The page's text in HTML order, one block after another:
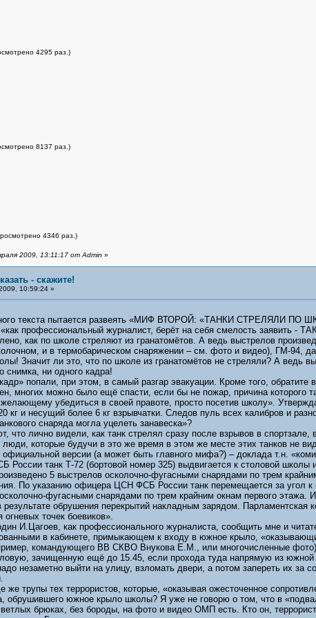
4295 раз.)
8137 раз.)
4346 раз.)
2009, 13:11:17 от Admin »
- скажите!
10:59:24 »
текста пытается развеять «МИФ ВТОРОЙ: «ТАНКИ СТРЕЛЯЛИ ПО
профессиональный журналист, берёт на себя смелость заявить -
как по школе стреляют из гранатомётов. А ведь выстрелов
и в термобарическом снаряжении – см. фото и видео), ГМ-94,
Значит ли это, что по школе из гранатомётов не стреляли? А
снимка, ни одного кадра!
попали, при этом, в самый разгар эвакуации. Кроме того, обратите
многих можно было ещё спасти, если бы не пожар, причина которого
убедиться в своей правоте, просто посетив школу».
кг и несущий более 6 кг взрывчатки. Следов пуль всех калибров и
снаряда могла уцелеть занавеска»?
что лично видели, как танк стрелял сразу после взрывов в
которые будучи в это же время в этом же месте этих танков не
официальной версии (а может быть главного мифа?) – доклада т.н.
танк Т-72 (бортовой номер 325) выдвигается к столовой
5 выстрелов осколочно-фугасными снарядами по трем
По указанию офицера ЦСН ФСБ России танк перемещается за угол
фугасными снарядами по трем крайним окнам первого этажа.
обрушения перекрытий накладным зарядом. Парламентская
точек боевиков».
И.Цагоев, как профессионального журналиста, сообщить мне и
в кабинете, примыкающем к входу в южное крыло,
командующего ВВ СКВО Внукова Е.М., или многочисленные
зачищенную ещё до 15.45, если прохода туда напрямую из южной
незаметно выйти на улицу, взломать двери, а потом запереть их за
трупы тех террористов, которые, «оказывая ожесточенное
обрушившего южное крыло школы? Я уже не говорю о том, что в
брюках, без бороды, на фото и видео ОМП есть. Кто он,